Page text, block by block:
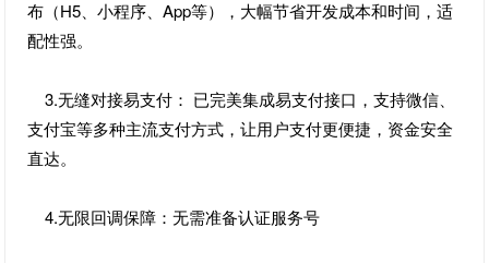
布（H5、小程序、App等），大幅节省开发成本和时间，适
配性强。
3.无缝对接易支付： 已完美集成易支付接口，支持微信、
支付宝等多种主流支付方式，让用户支付更便捷，资金安全
直达。
4.无限回调保障：无需准备认证服务号